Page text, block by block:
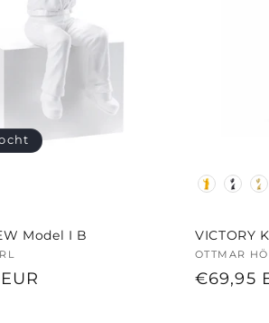
Model I B
KLEUR
VICTORY
OTTMAR
€69,95